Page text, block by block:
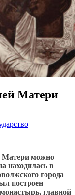
Матери
Матери можно
находилась в
города
построен
главной